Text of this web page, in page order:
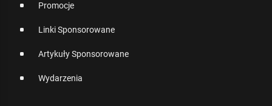
Promocje
Linki Sponsorowane
Artykuły Sponsorowane
Wydarzenia